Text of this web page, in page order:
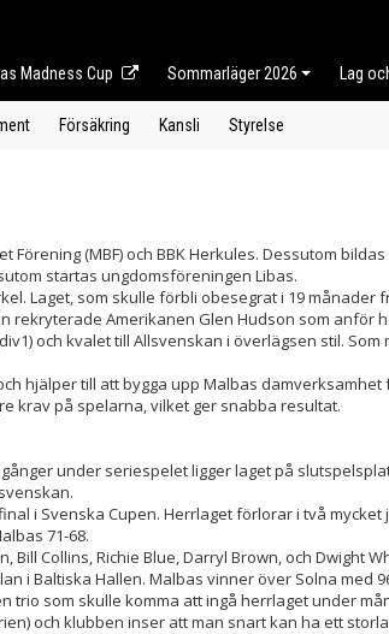
Madness Cup Sommarläger 2026 Lag
Försäkring Kansli Styrelse
(MBF) och BBK Herkules. Dessutom
startas ungdomsföreningen Libas.
Laget, som skulle förbli obesegrat i 19 månader
rekryterade Amerikanen Glen Hudson som anför
och kvalet till Allsvenskan i överlägsen stil. Som
hjälper till att bygga upp Malbas
krav på spelarna, vilket ger snabba resultat.
under seriespelet ligger laget på
i Svenska Cupen. Herrlaget förlorar i två mycket
71-68.
Collins, Richie Blue, Darryl Brown, och Dwight
i Baltiska Hallen. Malbas vinner över Solna med
trio som skulle komma att ingå herrlaget under
och klubben inser att man snart kan ha ett